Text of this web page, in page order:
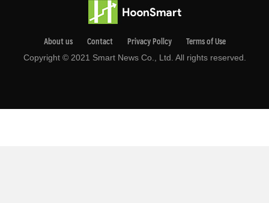
About us Contact Privacy Pollcy Terms of Use
Copyright © 2021 Smart News Co., Ltd. All rights reserved.